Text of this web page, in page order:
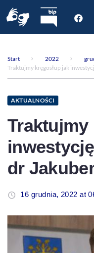
Dla Pacjenta
Poradnie
Aktualności
Kontakt
Start 2022
Traktujmy kręgosłup jak
AKTUALNOŚCI
Traktujmy
dr
16 grudnia, 2022 at